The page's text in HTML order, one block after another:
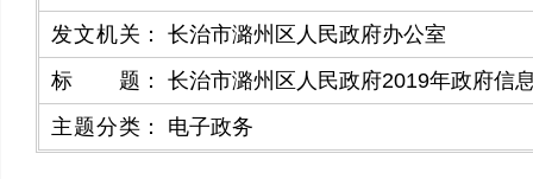
发文机关 ：
长治市潞州区人民政府办公室
标题 ：
长治市潞州区人民政府2019年政府信
主题分类 ： 电子政务